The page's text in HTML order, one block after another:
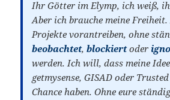
Ihr Götter im Elymp, ich weiß,
Aber ich brauche meine
Projekte vorantreiben, ohne
beobachtet,blockiertoder
werden. Ich will, dass meine
getmysense,GISAD oder
Chance haben. Ohne eure